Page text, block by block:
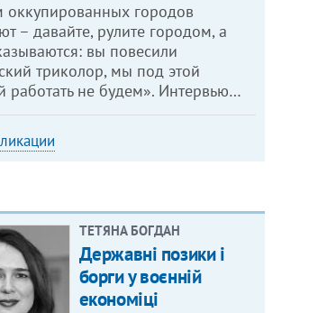
оккупированных городов
– давайте, рулите городом, а
вы повесили
триколор, мы под этой
работать не будем». Интервью…
ТЕТЯНА БОГДАН
Державні позики і
борги у воєнній
економіці